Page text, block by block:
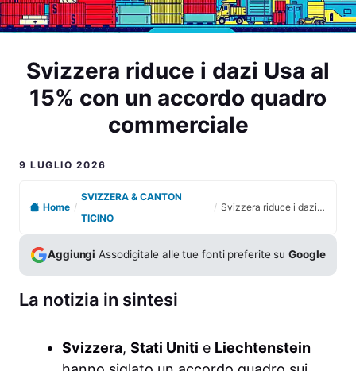
Svizzera riduce i dazi Usa al
15% con un accordo quadro
commerciale
9 LUGLIO 2026
Home /
SVIZZERA & CANTON
TICINO
/ Svizzera riduce i dazi Usa al 15% con un accordo quadro commerciale
Aggiungi Assodigitale alle tue fonti preferite suGoogle
La notizia in sintesi
Svizzera, Stati Uniti e Liechtenstein